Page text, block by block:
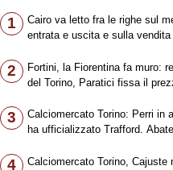
1
Cairo va letto fra le righe sul
entrata e uscita e sulla vendita
2
Fortini, la Fiorentina fa muro:
del Torino, Paratici fissa il
3
Calciomercato Torino: Perri in
ha ufficializzato Trafford.
4
Calciomercato Torino, Cajuste